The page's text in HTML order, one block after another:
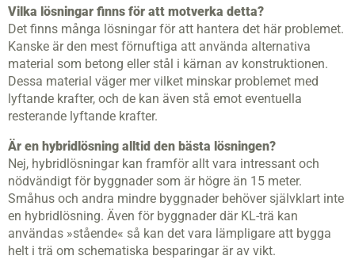
Vilka lösningar finns för att motverka detta?
Det finns många lösningar för att hantera det här problemet.
Kanske är den mest förnuftiga att använda alternativa
material som betong eller stål i kärnan av konstruktionen.
Dessa material väger mer vilket minskar problemet med
lyftande krafter, och de kan även stå emot eventuella
resterande lyftande krafter.
Är en hybridlösning alltid den bästa lösningen?
Nej, hybridlösningar kan framför allt vara intressant och
nödvändigt för byggnader som är högre än 15 meter.
Småhus och andra mindre byggnader behöver självklart inte
en hybridlösning. Även för byggnader där KL-trä kan
användas »stående« så kan det vara lämpligare att bygga
helt i trä om schematiska besparingar är av vikt.